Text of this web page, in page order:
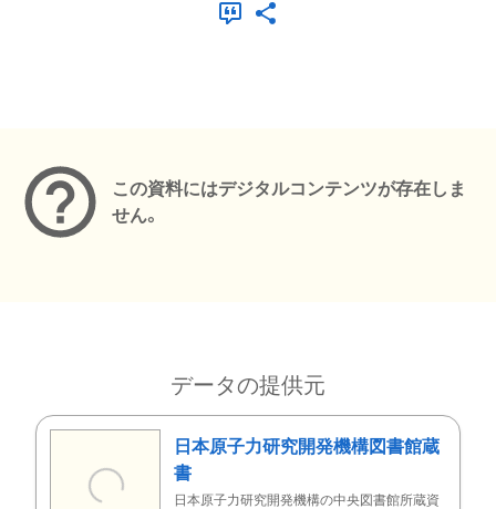
この資料にはデジタルコンテンツが存在しま
せん。
データの提供元
日本原子力研究開発機構図書館蔵
書
日本原子力研究開発機構の中央図書館所蔵資